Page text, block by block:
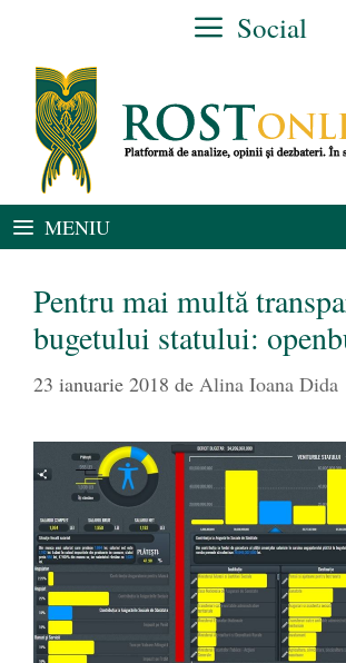
conținut
Social
MENIU
Pentru mai multă
bugetului statului:
23 ianuarie 2018 de Alina Ioana Dida